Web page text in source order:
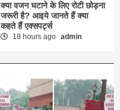
क्या वजन घटाने के लिए रोटी छोड़ना
जरूरी है? आइये जानते हैं क्या
कहते हैं एक्सपर्ट्स
18 hours ago admin